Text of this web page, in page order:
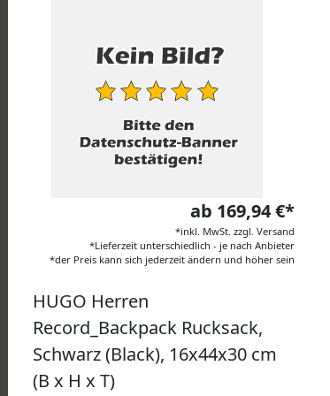
ab 169,94 €*
*inkl. MwSt. zzgl. Versand
*Lieferzeit unterschiedlich - je nach Anbieter
*der Preis kann sich jederzeit ändern und höher sein
HUGO Herren
Record_Backpack Rucksack,
Schwarz (Black), 16x44x30 cm
(B x H x T)